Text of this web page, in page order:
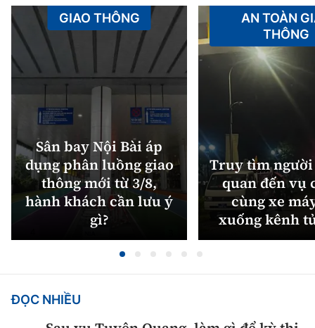
Sân bay Nội Bài áp
dụng phân luồng giao
thông mới từ 3/8,
hành khách cần lưu ý
gì?
GIAO THÔNG
Truy tìm
quan đến vụ
cùng xe
xuống kênh
AN TOÀN
THÔNG
ĐỌC NHIỀU